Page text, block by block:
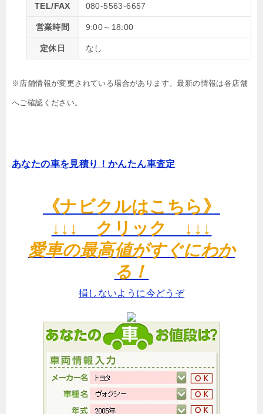
TEL/FAX 080-5563-6657
営業時間 9:00～18:00
定休日 なし
※店舗情報が変更されている場合があります。最新の情報は各店舗
へご確認ください。
あなたの車を見積り！かんたん車査定
《ナビクルはこちら》
↓↓↓ クリック ↓↓↓
愛車の最高値がすぐにわか
る！
損しないように今どうぞ